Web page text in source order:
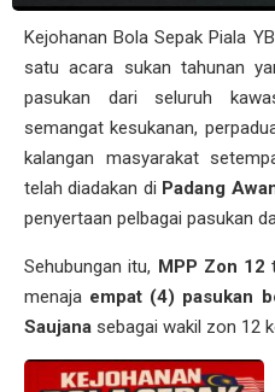
Kejohanan Bola Sepak Piala
satu acara sukan tahunan
pasukan dari seluruh
semangat kesukanan,
kalangan masyarakat
telah diadakan di Padang
penyertaan pelbagai pasukan
Sehubungan itu, MPP Zon 12
menaja empat (4) pasukan
Saujana sebagai wakil zon 12